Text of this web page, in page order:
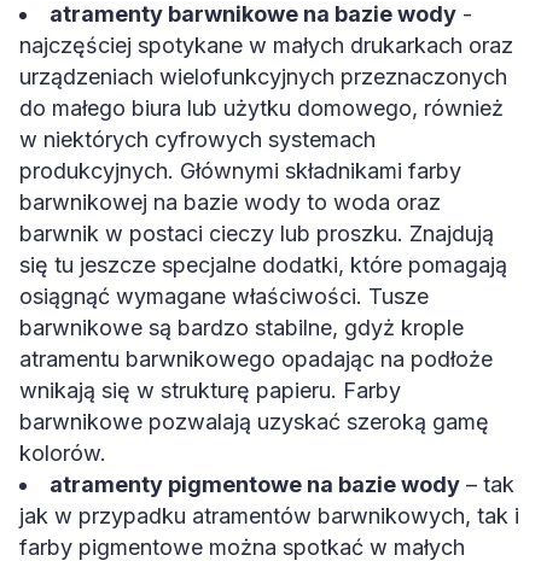
atramenty barwnikowe na bazie wody -
najczęściej spotykane w małych drukarkach oraz
urządzeniach wielofunkcyjnych przeznaczonych
do małego biura lub użytku domowego, również
w niektórych cyfrowych systemach
produkcyjnych. Głównymi składnikami farby
barwnikowej na bazie wody to woda oraz
barwnik w postaci cieczy lub proszku. Znajdują
się tu jeszcze specjalne dodatki, które pomagają
osiągnąć wymagane właściwości. Tusze
barwnikowe są bardzo stabilne, gdyż krople
atramentu barwnikowego opadając na podłoże
wnikają się w strukturę papieru. Farby
barwnikowe pozwalają uzyskać szeroką gamę
kolorów.
atramenty pigmentowe na bazie wody – tak
jak w przypadku atramentów barwnikowych, tak i
farby pigmentowe można spotkać w małych